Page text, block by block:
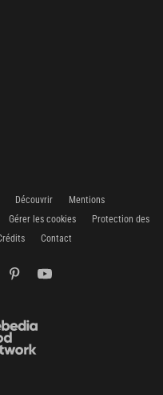
Découvrir
Mentions
Gérer les cookies
Protection des
Contact